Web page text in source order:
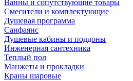
Ванны и сопутствующие товары
Смесители и комплектующие
Душевая программа
Санфаянс
Душевые кабины и поддоны
Инженерная сантехника
Теплый пол
Манжеты и прокладки
Краны шаровые